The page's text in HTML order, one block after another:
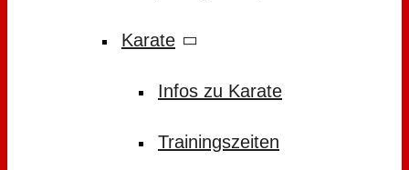
Karate
Infos zu Karate
Trainingszeiten